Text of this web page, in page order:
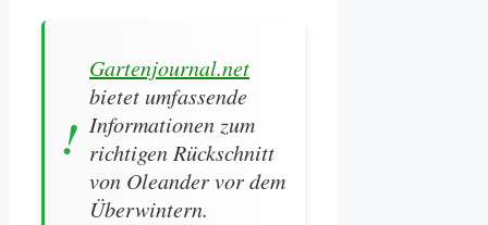
Gartenjournal.net
bietet umfassende
Informationen zum
richtigen Rückschnitt
von Oleander vor dem
Überwintern.